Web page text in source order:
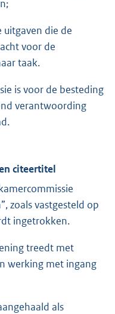
uitgaven die de
voor de
taak.
is voor de besteding
verantwoording
citeertitel
zoals vastgesteld op
ingetrokken.
treedt met
werking met ingang
als